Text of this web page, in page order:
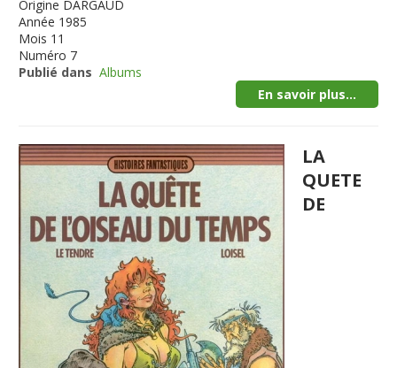
Origine DARGAUD
Année 1985
Mois 11
Numéro 7
Publié dans Albums
En savoir plus...
LA
QUETE
DE